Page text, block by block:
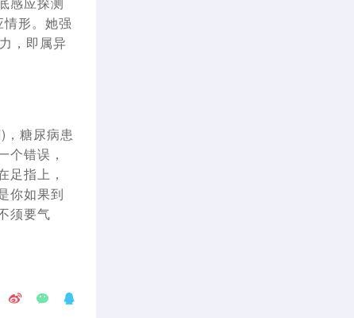
形。她强
，即属异
，糖尿病患
个错误，
足指上，
你如果到
须要气